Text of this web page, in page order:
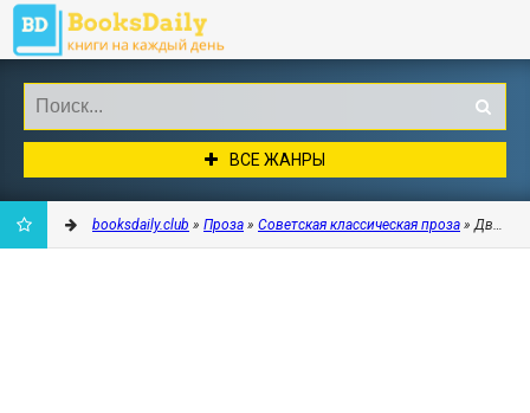
ВСЕ ЖАНРЫ
booksdaily.club » Проза » Советская классическая проза » Два